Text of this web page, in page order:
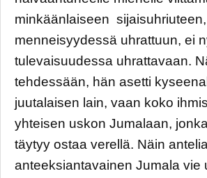
minkäänlaiseen
menneisyydessä uhrattuun, ei
tulevaisuudessa uhrattavaan.
tehdessään, hän asetti
juutalaisen lain, vaan koko
yhteisen uskon Jumalaan,
täytyy ostaa verellä. Näin
anteeksiantavainen Jumala vie